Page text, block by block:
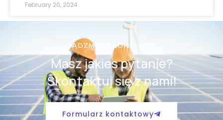
February 20, 2024
BĄDZMY W KONTAKCIE
Masz jakies pytanie?
Skontaktuj się z nami!
Formularz kontaktowy